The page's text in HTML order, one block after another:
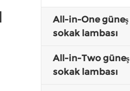
All-in-One güneş
sokak lambası
All-in-Two güneş
sokak lambası